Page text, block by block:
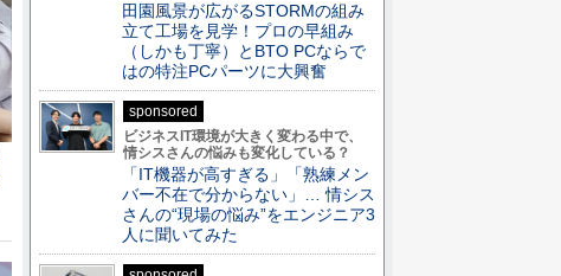
田園風景が広がるSTORMの組み
立て工場を見学！プロの早組み
（しかも丁寧）とBTO PCならで
はの特注PCパーツに大興奮
sponsored
ビジネスIT環境が大きく変わる中で、
情シスさんの悩みも変化している？
「IT機器が高すぎる」「熟練メン
バー不在で分からない」… 情シス
さんの“現場の悩み”をエンジニア3
人に聞いてみた